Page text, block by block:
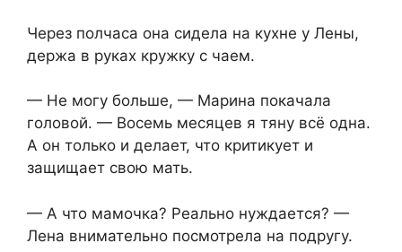
Через полчаса она сидела на кухне у Лены,
держа в руках кружку с чаем.
— Не могу больше, — Марина покачала
головой. — Восемь месяцев я тяну всё одна.
А он только и делает, что критикует и
защищает свою мать.
— А что мамочка? Реально нуждается? —
Лена внимательно посмотрела на подругу.